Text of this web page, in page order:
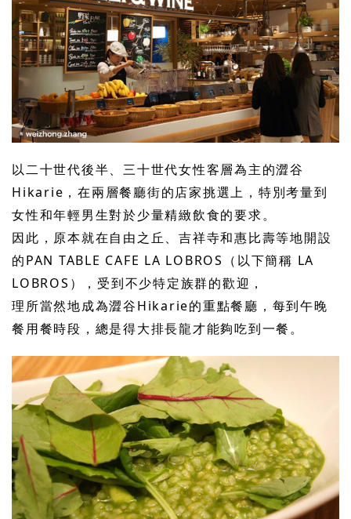
以二十世代後半、三十世代女性客層為主的澀谷
Hikarie，在兩層餐廳街的店家挑選上，特別考量到
女性和年輕男生對於少量精緻飲食的要求。
因此，原本就在自由之丘、吉祥寺和惠比壽等地開設
的PAN TABLE CAFE LA LOBROS（以下簡稱 LA
LOBROS），受到不少特定族群的歡迎，
理所當然地成為澀谷Hikarie的重點餐廳，每到午晚
餐用餐時段，總是得大排長龍才能夠吃到一餐。